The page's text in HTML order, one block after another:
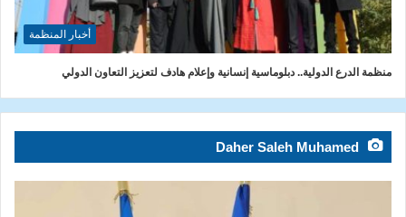
أخبار المنظمة
منظمة الدرع الدولية.. دبلوماسية إنسانية وإعلام هادف لتعزيز التعاون الدولي
Daher Saleh Muhamed